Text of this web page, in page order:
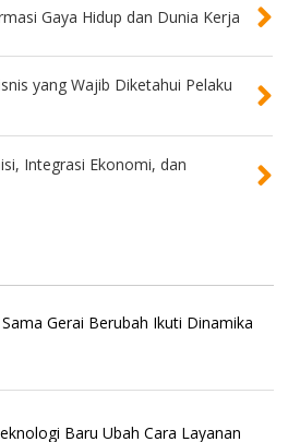
Gaya Hidup dan Dunia Kerja
yang Wajib Diketahui Pelaku
Integrasi Ekonomi, dan
Gerai Berubah Ikuti Dinamika
Baru Ubah Cara Layanan